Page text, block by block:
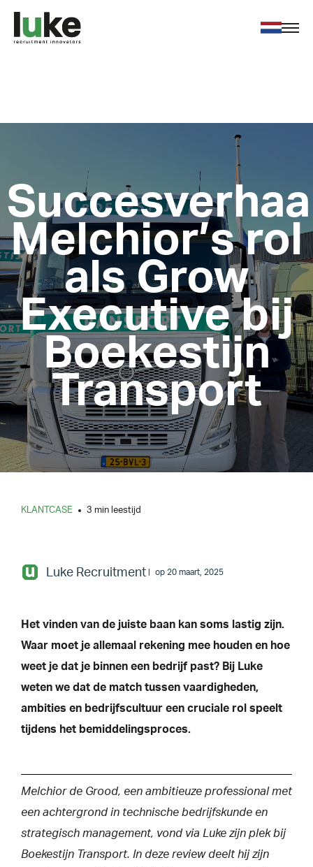
Voor werkgevers
Vacatures
Melchior’s rol
als Grow
Executive bij
Boekestijn
Transport
KLANTCASE 3 min leestijd
Luke Recruitment op 20 maart, 2025
Het vinden van de juiste baan kan soms lastig zijn.
Waar moet je allemaal rekening mee houden en hoe
weet je dat je binnen een bedrijf past? Bij Luke
weten we dat de match tussen vaardigheden,
ambities en bedrijfscultuur een cruciale rol speelt
tijdens het bemiddelingsproces.
Melchior de Grood, een ambitieuze professional met
een achtergrond in technische bedrijfskunde en
strategisch management, vond via Luke zijn plek bij
Boekestijn Transport. In deze review deelt hij zijn